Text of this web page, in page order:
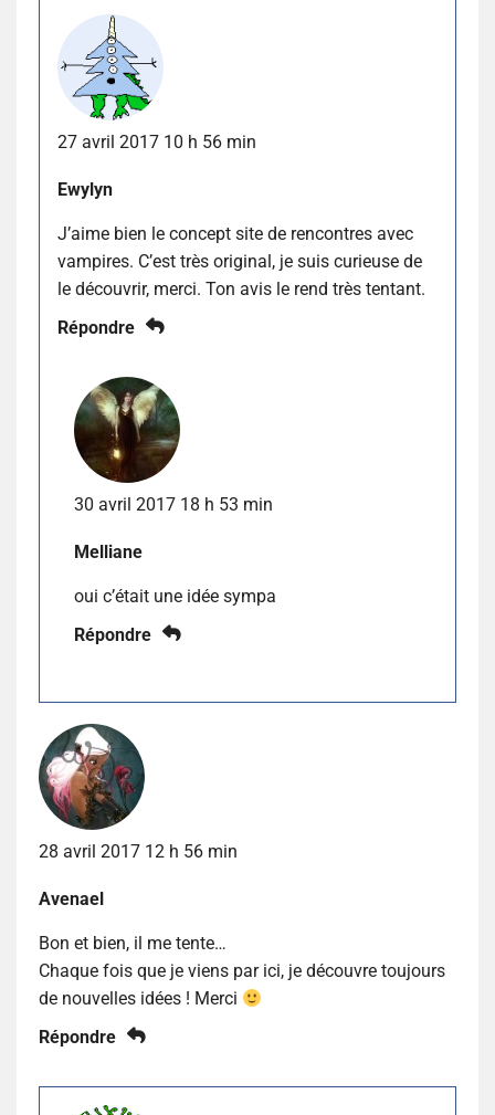
27 avril 2017 10 h 56 min
Ewylyn
J’aime bien le concept site de rencontres avec
vampires. C’est très original, je suis curieuse de
le découvrir, merci. Ton avis le rend très tentant.
Répondre
30 avril 2017 18 h 53 min
Melliane
oui c’était une idée sympa
Répondre
28 avril 2017 12 h 56 min
Avenael
Bon et bien, il me tente…
Chaque fois que je viens par ici, je découvre toujours
de nouvelles idées ! Merci
Répondre